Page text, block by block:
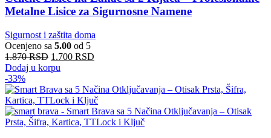
Metalne Lisice za Sigurnosne Namene
Sigurnost i zaštita doma
Ocenjeno sa 5.00 od 5
1.870RSD 1.700 RSD
Dodaj u korpu
-33%